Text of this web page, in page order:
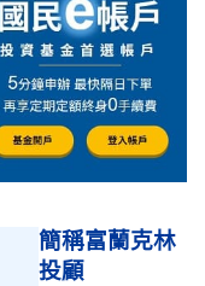
簡稱富蘭克林
投顧